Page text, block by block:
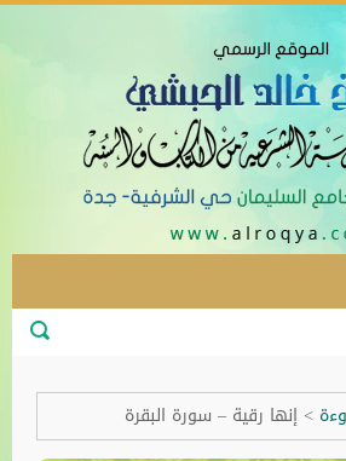
> إنها رقية – سورة البقرة